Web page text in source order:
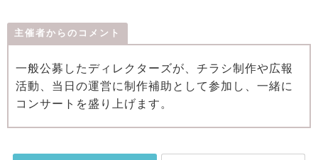
主催者からのコメント
一般公募したディレクターズが、チラシ制作や広報
活動、当日の運営に制作補助として参加し、一緒に
コンサートを盛り上げます。